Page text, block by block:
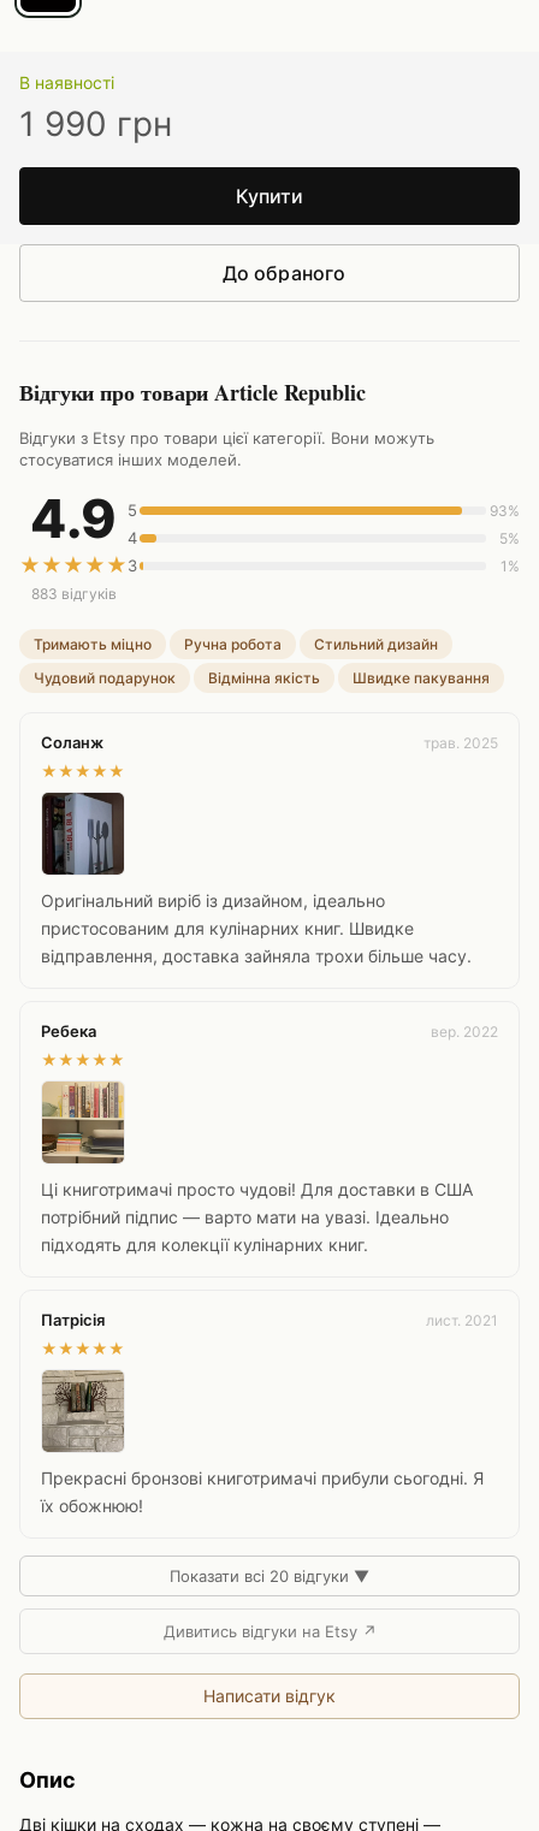
В наявності
1 990 грн
Купити
До обраного
Відгуки про товари Article Republic
Відгуки з Etsy про товари цієї категорії. Вони можуть
стосуватися інших моделей.
4.9
★ ★ ★ ★ ★
883 відгуків
5 93%
4 5%
3 1%
Тримають міцно Ручна робота
Стильний дизайн
Чудовий подарунок
Відмінна якість Швидке пакування
Соланж трав. 2025
★★★★★
Оригінальний виріб із дизайном, ідеально
пристосованим для кулінарних книг. Швидке
відправлення, доставка зайняла трохи більше часу.
Ребека вер. 2022
★★★★★
Ці книготримачі просто чудові! Для доставки в США
потрібний підпис — варто мати на увазі. Ідеально
підходять для колекції кулінарних книг.
Патрісія лист. 2021
★★★★★
Прекрасні бронзові книготримачі прибули сьогодні. Я
їх обожнюю!
Показати всі 20 відгуки ▼
Дивитись відгуки на Etsy ↗
Написати відгук
Опис
Дві кішки на сходах — кожна на своєму ступені —